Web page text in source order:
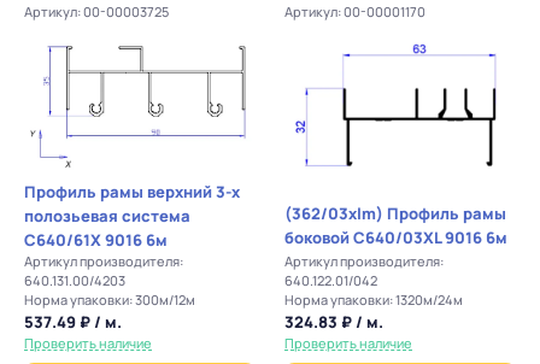
Артикул: 00-00003725
Профиль рамы верхний 3-х
полозьевая система
С640/61Х 9016 6м
Артикул производителя:
640.131.00/4203
Норма упаковки: 300м/12м
537.49 ₽ / м.
Проверить наличие
Артикул: 00-00001170
(362/03xlm) Профиль рамы
боковой C640/03XL 9016 6м
Артикул производителя:
640.122.01/042
Норма упаковки: 1320м/24м
324.83 ₽ / м.
Проверить наличие